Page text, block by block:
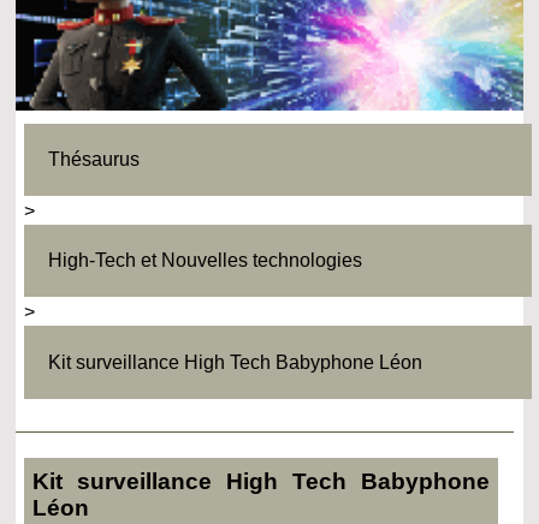
Thésaurus
>
High-Tech et Nouvelles technologies
>
Kit surveillance High Tech Babyphone Léon
Kit surveillance High Tech Babyphone
Léon